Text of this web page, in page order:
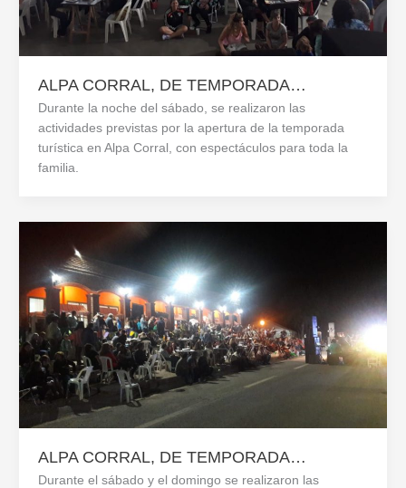
ALPA CORRAL, DE TEMPORADA…
Durante la noche del sábado, se realizaron las
actividades previstas por la apertura de la temporada
turística en Alpa Corral, con espectáculos para toda la
familia.
ALPA CORRAL, DE TEMPORADA…
Durante el sábado y el domingo se realizaron las